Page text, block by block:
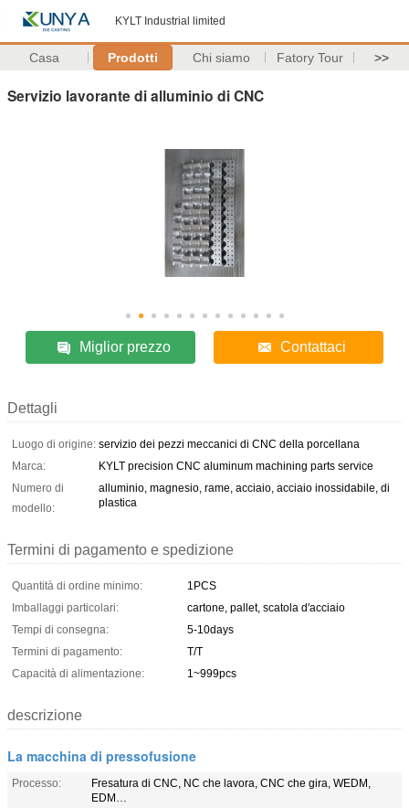
KYLT Industrial limited
Casa Prodotti Chi siamo Fatory Tour >>
Servizio lavorante di alluminio di CNC
Miglior prezzo Contattaci
Dettagli
Luogo di origine: servizio dei pezzi meccanici di CNC della porcellana
Marca:
KYLT precision CNC aluminum machining parts service
Numero di
modello:
alluminio, magnesio, rame, acciaio, acciaio inossidabile, di
plastica
Termini di pagamento e spedizione
Quantità di ordine minimo:
1PCS
Imballaggi particolari:
cartone, pallet, scatola d'acciaio
Tempi di consegna:
5-10days
Termini di pagamento:
T/T
Capacità di alimentazione:
1~999pcs
descrizione
La macchina di pressofusione
Processo:
Fresatura di CNC, NC che lavora, CNC che gira, WEDM,
EDM…